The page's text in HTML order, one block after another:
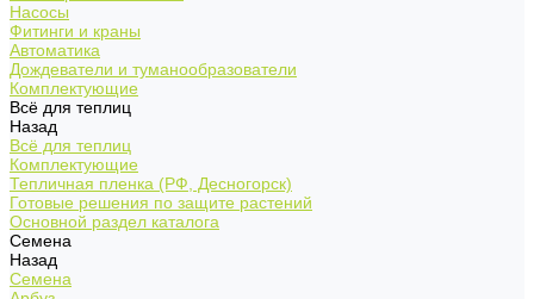
Насосы
Фитинги и краны
Автоматика
Дождеватели и туманообразователи
Комплектующие
Всё для теплиц
Назад
Всё для теплиц
Комплектующие
Тепличная пленка (РФ, Десногорск)
Готовые решения по защите растений
Основной раздел каталога
Семена
Назад
Семена